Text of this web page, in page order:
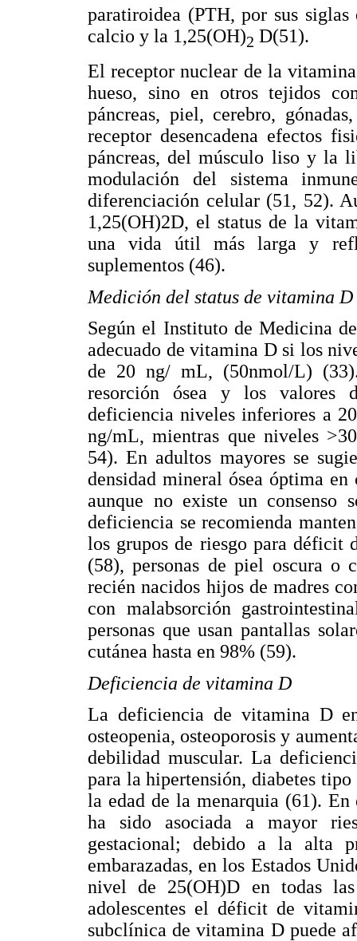
paratiroidea (PTH, por sus
calcio y la 1,25(OH)2 D(51).
El receptor nuclear de la
hueso, sino en otros tejidos
páncreas, piel, cerebro,
receptor desencadena efectos
páncreas, del músculo liso y la
modulación del sistema
diferenciación celular (51, 52).
1,25(OH)2D, el status de la
una vida útil más larga y
suplementos (46).
Medición del status de vitamina D
Según el Instituto de Medicina
adecuado de vitamina D si los
de 20 ng/ mL, (50nmol/L)
resorción ósea y los valores
deficiencia niveles inferiores a
ng/mL, mientras que niveles
54). En adultos mayores se
densidad mineral ósea óptima
aunque no existe un
deficiencia se recomienda
los grupos de riesgo para déficit
(58), personas de piel oscura o
recién nacidos hijos de madres
con malabsorción
personas que usan pantallas
cutánea hasta en 98% (59).
Deficiencia de vitamina D
La deficiencia de vitamina D
osteopenia, osteoporosis y
debilidad muscular. La
para la hipertensión, diabetes
la edad de la menarquia (61).
ha sido asociada a mayor
gestacional; debido a la alta
embarazadas, en los Estados
nivel de 25(OH)D en todas
adolescentes el déficit de
subclínica de vitamina D puede